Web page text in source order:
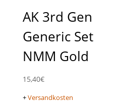
AK 3rd Gen
Generic Set
NMM Gold
15,40€
+Versandkosten